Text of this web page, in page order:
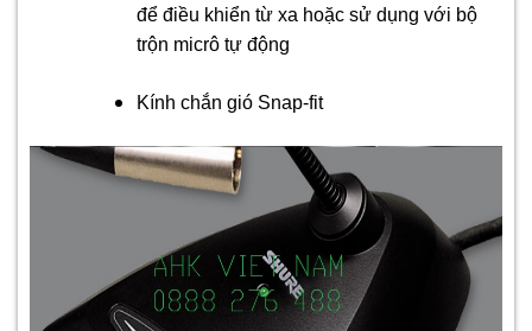
để điều khiển từ xa hoặc sử dụng với bộ
trộn micrô tự động
Kính chắn gió Snap-fit